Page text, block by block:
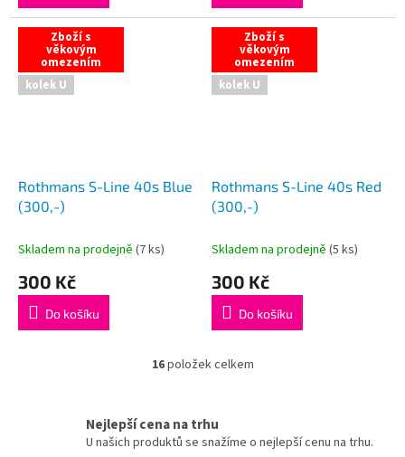
Zboží s
věkovým
omezením
kolek U
Rothmans S-Line 40s Blue
(300,-)
Skladem na prodejně (7 ks)
300 Kč
Do košíku
Zboží s
věkovým
omezením
kolek U
Rothmans S-Line 40s Red
(300,-)
Skladem na prodejně (5 ks)
300 Kč
Do košíku
O
á
d
16položek celkem
Nejlepší cena na trhu
U našich produktů se snažíme o nejlepší cenu na trhu.